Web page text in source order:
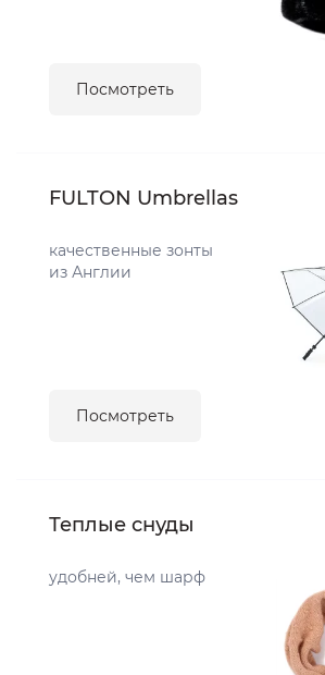
Посмотреть
FULTON Umbrellas
качественные зонты
из Англии
Посмотреть
Теплые снуды
удобней, чем шарф